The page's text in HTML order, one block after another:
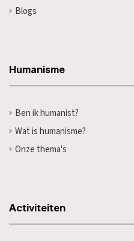
Blogs
Humanisme
Ben ik humanist?
Wat is humanisme?
Onze thema's
Activiteiten